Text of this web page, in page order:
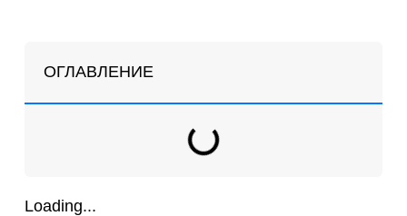
ОГЛАВЛЕНИЕ
Loading...